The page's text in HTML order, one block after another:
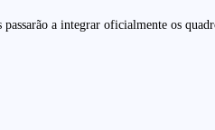
a integrar oficialmente os